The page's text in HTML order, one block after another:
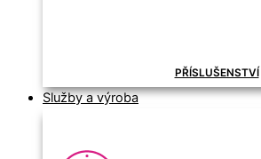
PŘÍSLUŠENSTVÍ
Služby a výroba